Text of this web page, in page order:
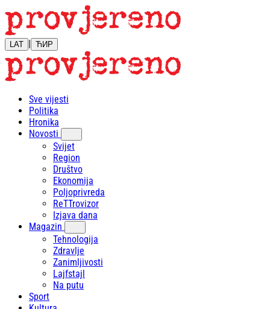
LAT | ЋИР
Sve vijesti
Politika
Hronika
Novosti
Svijet
Region
Društvo
Ekonomija
Poljoprivreda
ReTTrovizor
Izjava dana
Magazin
Tehnologija
Zdravlje
Zanimljivosti
Lajfstajl
Na putu
Sport